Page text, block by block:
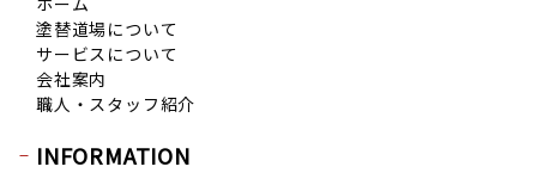
2019年7月 (20)
2019年5月 (16)
2019年4月 (14)
塗替道場について
サービスについて
会社案内
職人・スタッフ紹介
INFORMATION